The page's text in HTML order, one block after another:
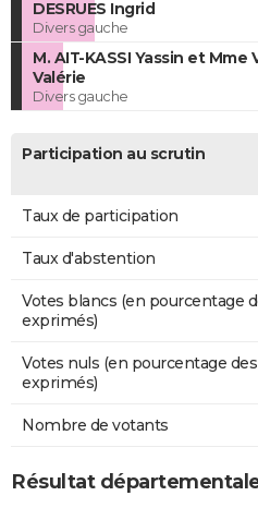
DESRUES Ingrid
Divers gauche
M. AIT-KASSI Yassin et Mme
Valérie
Divers gauche
Participation au scrutin
Taux de participation
Taux d'abstention
Votes blancs (en pourcentage
exprimés)
Votes nuls (en pourcentage
exprimés)
Nombre de votants
Résultat